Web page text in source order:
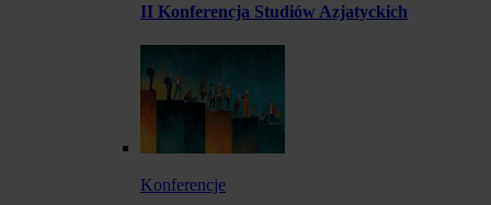
II Konferencja Studiów Azjatyckich
Konferencje